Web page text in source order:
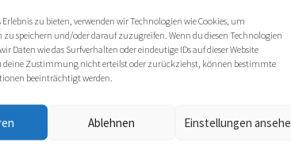
zu bieten, verwenden wir Technologien wie Cookies, um
speichern und/oder darauf zuzugreifen. Wenn du diesen Technologien
Daten wie das Surfverhalten oder eindeutige IDs auf dieser Website
deine Zustimmung nicht erteilst oder zurückziehst, können bestimmte
beeinträchtigt werden.
Ablehnen Einstellungen
OWL
im Haus Nazareth an folgenden Terminen: Di,